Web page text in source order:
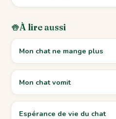
À lire aussi
Mon chat ne mange plus
Mon chat vomit
Espérance de vie du chat